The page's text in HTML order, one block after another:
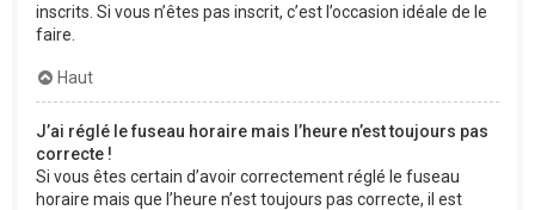
inscrits. Si vous n’êtes pas inscrit, c’est l’occasion idéale de le
faire.
Haut
J’ai réglé le fuseau horaire mais l’heure n’est toujours pas
correcte !
Si vous êtes certain d’avoir correctement réglé le fuseau
horaire mais que l’heure n’est toujours pas correcte, il est